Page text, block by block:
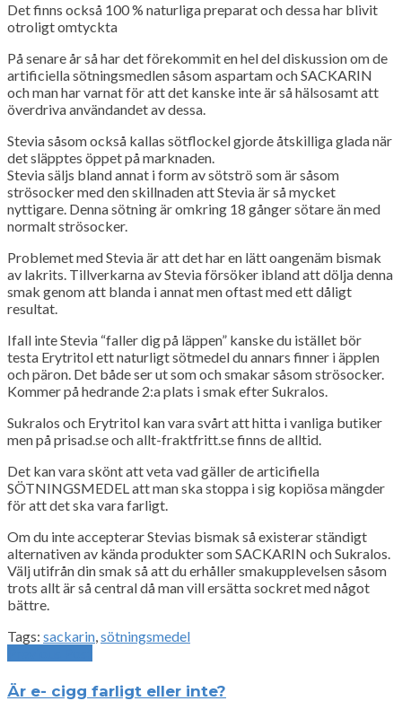
Det finns också 100 % naturliga preparat och dessa har blivit
otroligt omtyckta
På senare år så har det förekommit en hel del diskussion om de
artificiella sötningsmedlen såsom aspartam och SACKARIN
och man har varnat för att det kanske inte är så hälsosamt att
överdriva användandet av dessa.
Stevia såsom också kallas sötflockel gjorde åtskilliga glada när
det släpptes öppet på marknaden.
Stevia säljs bland annat i form av sötströ som är såsom
strösocker med den skillnaden att Stevia är så mycket
nyttigare. Denna sötning är omkring 18 gånger sötare än med
normalt strösocker.
Problemet med Stevia är att det har en lätt oangenäm bismak
av lakrits. Tillverkarna av Stevia försöker ibland att dölja denna
smak genom att blanda i annat men oftast med ett dåligt
resultat.
Ifall inte Stevia “faller dig på läppen” kanske du istället bör
testa Erytritol ett naturligt sötmedel du annars finner i äpplen
och päron. Det både ser ut som och smakar såsom strösocker.
Kommer på hedrande 2:a plats i smak efter Sukralos.
Sukralos och Erytritol kan vara svårt att hitta i vanliga butiker
men på prisad.se och allt-fraktfritt.se finns de alltid.
Det kan vara skönt att veta vad gäller de articifiella
SÖTNINGSMEDEL att man ska stoppa i sig kopiösa mängder
för att det ska vara farligt.
Om du inte accepterar Stevias bismak så existerar ständigt
alternativen av kända produkter som SACKARIN och Sukralos.
Välj utifrån din smak så att du erhåller smakupplevelsen såsom
trots allt är så central då man vill ersätta sockret med något
bättre.
Tags: sackarin,sötningsmedel
Är e- cigg farligt eller inte?